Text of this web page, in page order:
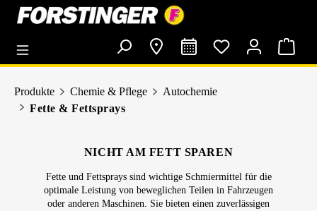
springen
Produkte Chemie & Pflege
Autochemie
Fette & Fettsprays
NICHT AM FETT SPAREN
Fette und Fettsprays sind wichtige Schmiermittel für die
optimale Leistung von beweglichen Teilen in Fahrzeugen
oder anderen Maschinen. Sie bieten einen zuverlässigen